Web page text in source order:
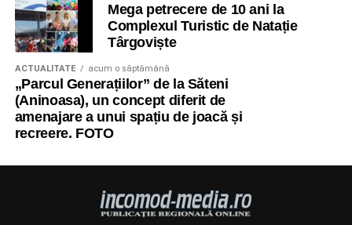
Mega petrecere de 10 ani la
Complexul Turistic de Natație
Târgoviște
ACTUALITATE acum o săptămână
„Parcul Generațiilor” de la Săteni
(Aninoasa), un concept diferit de
amenajare a unui spațiu de joacă și
recreere. FOTO